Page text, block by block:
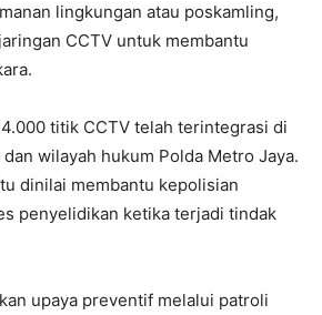
lingkungan atau poskamling,
CCTV untuk membantu
titik CCTV telah terintegrasi di
wilayah hukum Polda Metro Jaya.
dinilai membantu kepolisian
penyelidikan ketika terjadi tindak
upaya preventif melalui patroli